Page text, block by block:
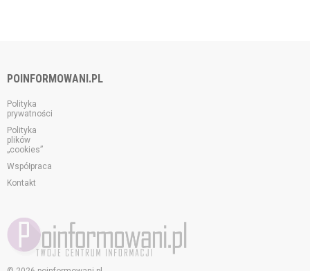
POINFORMOWANI.PL
Polityka
prywatności
Polityka
plików
„cookies”
Współpraca
Kontakt